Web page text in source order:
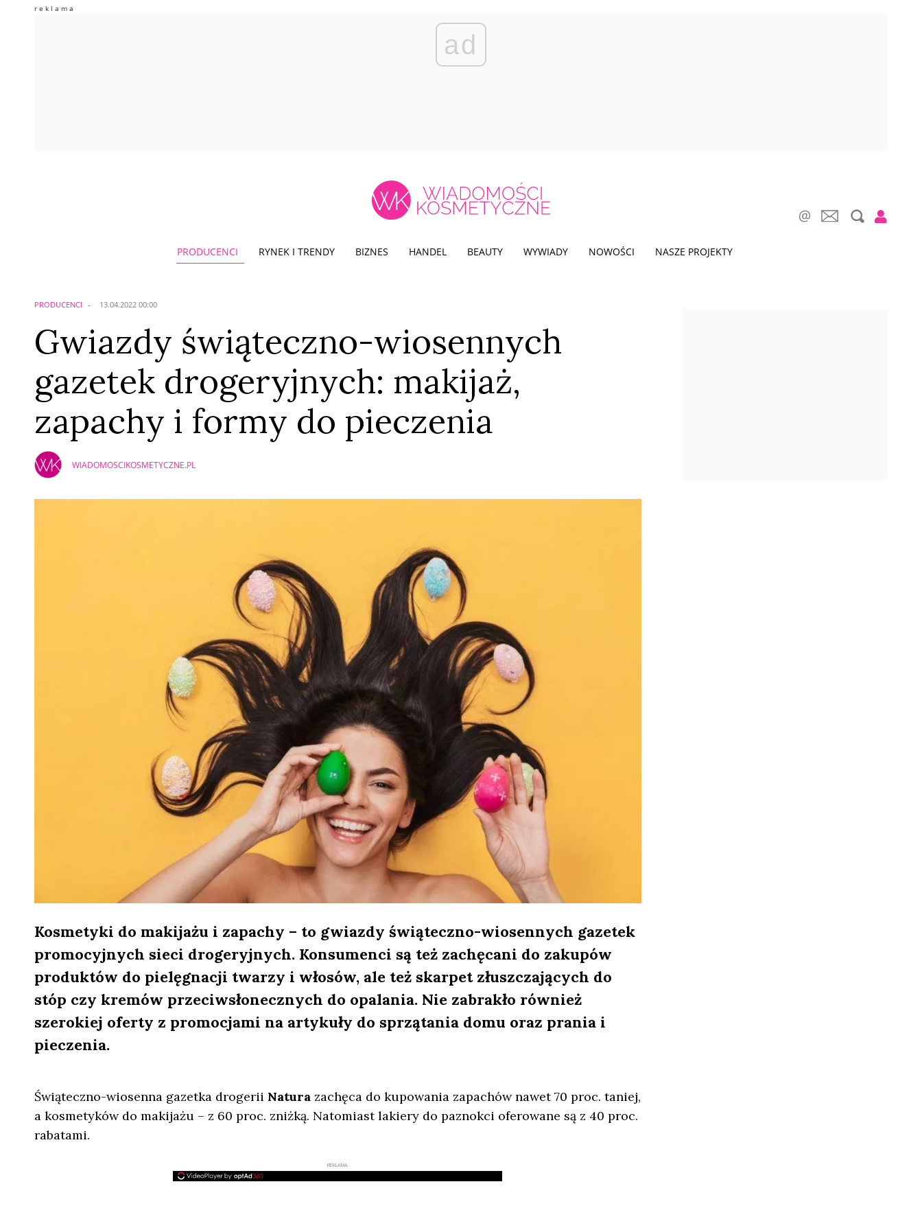
ad
PRODUCENCI RYNEK I TRENDY BIZNES HANDEL BEAUTY WYWIADY NOWOŚCI NASZE PROJEKTY
PRODUCENCI 13.04.2022 00:00
Gwiazdy świąteczno-wiosennych
gazetek drogeryjnych: makijaż,
zapachy i formy do pieczenia
WIADOMOSCIKOSMETYCZNE.PL
Kosmetyki do makijażu i zapachy – to gwiazdy świąteczno-wiosennych gazetek
promocyjnych sieci drogeryjnych. Konsumenci są też zachęcani do zakupów
produktów do pielęgnacji twarzy i włosów, ale też skarpet złuszczających do
stóp czy kremów przeciwsłonecznych do opalania. Nie zabrakło również
szerokiej oferty z promocjami na artykuły do sprzątania domu oraz prania i
pieczenia.
Świąteczno-wiosenna gazetka drogerii Natura zachęca do kupowania zapachów nawet 70 proc. taniej,
a kosmetyków do makijażu – z 60 proc. zniżką. Natomiast lakiery do paznokci oferowane są z 40 proc.
rabatami.
REKLAMA